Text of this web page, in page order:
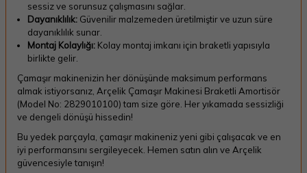
sessiz ve sorunsuz çalışmasını sağlar.
Dayanıklılık: Güvenilir malzemeden üretilmiştir ve uzun süre
dayanıklılık sunar.
Montaj Kolaylığı: Kolay montaj imkanı için braketli yapısıyla
birlikte gelir.
Çamaşır makinenizin her dönüşünde maksimum performans
almak istiyorsanız, Arçelik Çamaşır Makinesi Braketli Amortisör
(Model No: 2829010100) tam size göre. Her yıkamada sessizliği
ve dengeli dönüşü hissedin!
Bu yedek parçayla, çamaşır makineniz yeni gibi çalışacak ve en
iyi performansını sergileyecek. Hemen satın alın ve Arçelik
güvencesiyle tanışın!